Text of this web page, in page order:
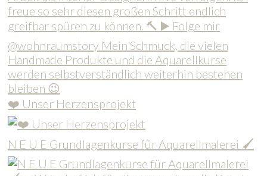
❤️ Unser Herzensprojekt
N E U E Grundlagenkurse für Aquarellmalerei 🖌